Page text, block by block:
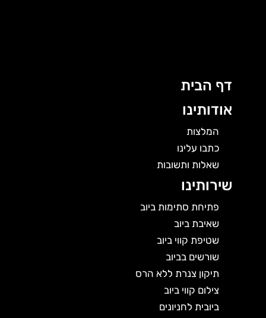
דף הבית
אודותינו
המלצות
כתבו עלינו
שאלות ותשובות
שירותינו
פתיחת סתימות ביוב
שאיבת ביוב
שטיפת קווי ביוב
שורשים בביוב
תיקון צנרת ללא הרס
צילום קווי ביוב
ביובית לחניונים